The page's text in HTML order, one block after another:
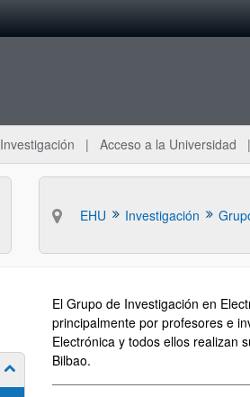
Investigación Acceso a la Universidad
EHU Investigación
Mostrar/ocultar subpáginas
El Grupo de Investigación en
principalmente por profesores e
Electrónica y todos ellos realizan
Bilbao.